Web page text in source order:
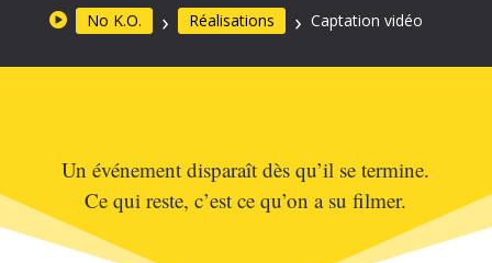
No K.O. Réalisations Captation vidéo
Un événement disparaît dès qu’il se termine.
Ce qui reste, c’est ce qu’on a su filmer.